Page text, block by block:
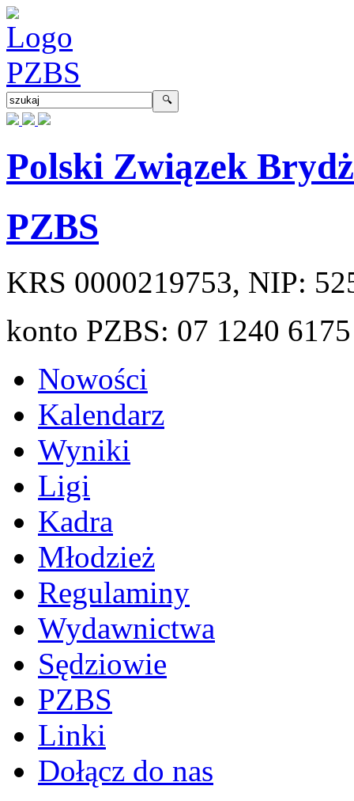
Polski Związek
PZBS
KRS 0000219753, NIP:
konto PZBS: 07 1240
Nowości
Kalendarz
Wyniki
Ligi
Kadra
Młodzież
Regulaminy
Wydawnictwa
Sędziowie
PZBS
Linki
Dołącz do nas